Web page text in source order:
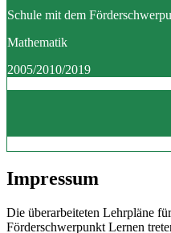
Schule mit dem
Mathematik
2005/2010/2019
Impressum
Die überarbeiteten Lehrpläne
Förderschwerpunkt Lernen